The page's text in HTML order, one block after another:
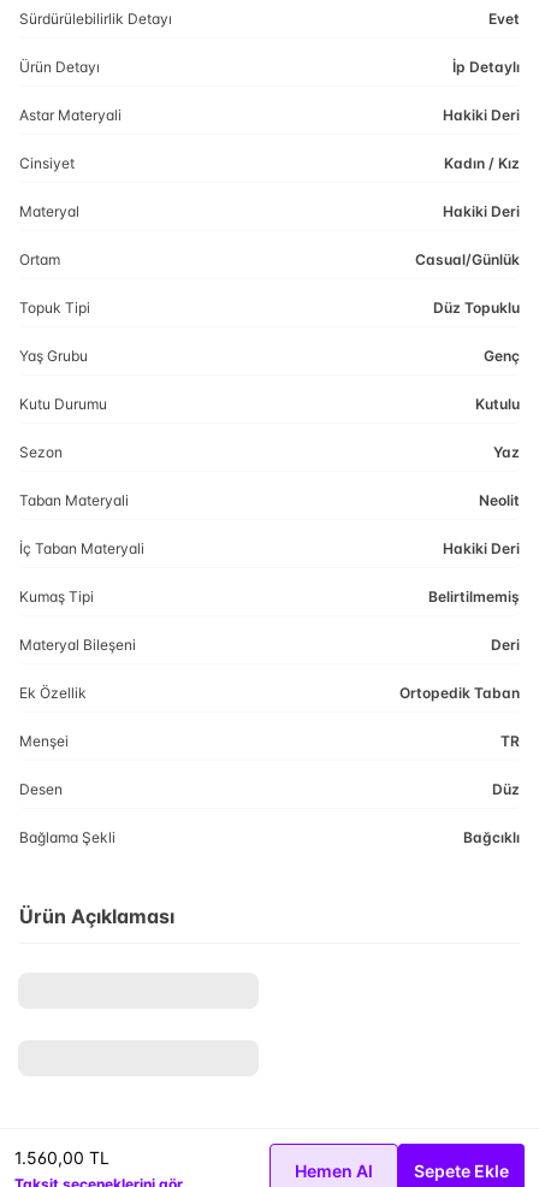
1.560,00 TL
Hemen Al Sepete Ekle
Sürdürülebilirlik Detayı Evet
Ürün Detayı İp Detaylı
Astar Materyali Hakiki Deri
Cinsiyet Kadın / Kız
Materyal Hakiki Deri
Ortam Casual/Günlük
Topuk Tipi Düz Topuklu
Yaş Grubu Genç
Kutu Durumu Kutulu
Sezon Yaz
Taban Materyali Neolit
İç Taban Materyali Hakiki Deri
Kumaş Tipi Belirtilmemiş
Materyal Bileşeni Deri
Ek Özellik Ortopedik Taban
Menşei TR
Desen Düz
Bağlama Şekli Bağcıklı
Ürün Açıklaması